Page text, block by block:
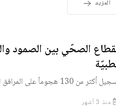
المزيد
الصحّي بين الصمود
من 130 هجوماً على المرافق الصحيّة خلال أسابيع
منذ 3 أشهر